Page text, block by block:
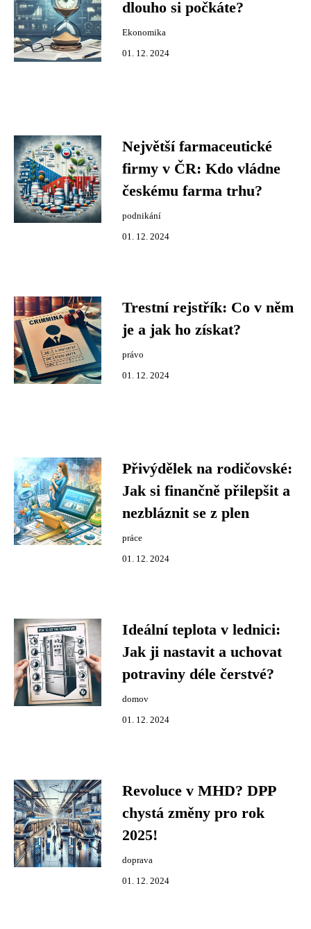
dlouho si počkáte?
Ekonomika
01. 12. 2024
Největší farmaceutické
firmy v ČR: Kdo vládne
českému farma trhu?
podnikání
01. 12. 2024
Trestní rejstřík: Co v něm
je a jak ho získat?
právo
01. 12. 2024
Přivýdělek na rodičovské:
Jak si finančně přilepšit a
nezbláznit se z plen
práce
01. 12. 2024
Ideální teplota v lednici:
Jak ji nastavit a uchovat
potraviny déle čerstvé?
domov
01. 12. 2024
Revoluce v MHD? DPP
chystá změny pro rok
2025!
doprava
01. 12. 2024